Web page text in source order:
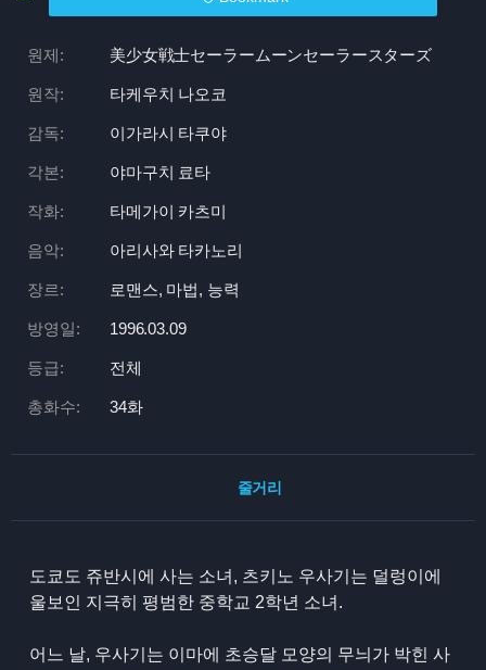
원제: 美少女戦士セーラームーンセーラースターズ
원작: 타케우치 나오코
감독: 이가라시 타쿠야
각본: 야마구치 료타
작화: 타메가이 카츠미
음악: 아리사와 타카노리
장르: 로맨스, 마법, 능력
방영일: 1996.03.09
등급: 전체
총화수: 34화
줄거리
도쿄도 쥬반시에 사는 소녀, 츠키노 우사기는 덜렁이에
울보인 지극히 평범한 중학교 2학년 소녀.
어느 날, 우사기는 이마에 초승달 모양의 무늬가 박힌 사